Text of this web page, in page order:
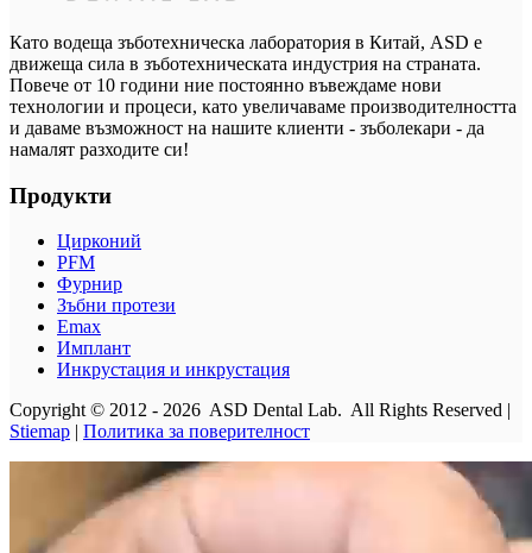
Като водеща зъботехническа лаборатория в Китай, ASD е
движеща сила в зъботехническата индустрия на страната.
Повече от 10 години ние постоянно въвеждаме нови
технологии и процеси, като увеличаваме производителността
и даваме възможност на нашите клиенти - зъболекари - да
намалят разходите си!
Продукти
Цирконий
PFM
Фурнир
Зъбни протези
Emax
Имплант
Инкрустация и инкрустация
Copyright © 2012 - 2026 ASD Dental Lab. All Rights Reserved |
Stiemap | Политика за поверителност